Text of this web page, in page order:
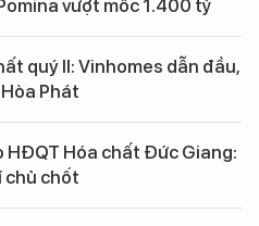
vượt mốc 1.400 tỷ
quý II: Vinhomes dẫn đầu,
Phát
HĐQT Hóa chất Đức Giang:
chủ chốt